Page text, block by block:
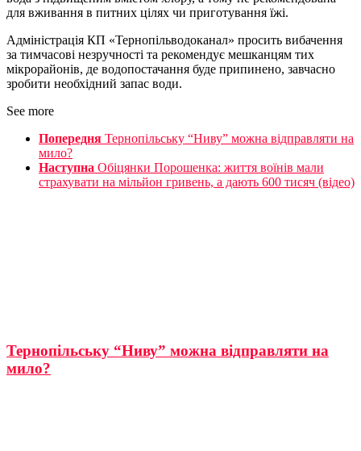
для вживання в питних цілях чи приготування їжі.
Адміністрація КП «Тернопільводоканал» просить вибачення
за тимчасові незручності та рекомендує мешканцям тих
мікрорайонів, де водопостачання буде припинено, завчасно
зробити необхідний запас води.
See more
Попередня Тернопільську “Ниву” можна відправляти на
мило?
Наступна Обіцянки Порошенка: життя воїнів мали
страхувати на мільйон гривень, а дають 600 тисяч (відео)
Тернопільську “Ниву” можна відправляти на
мило?